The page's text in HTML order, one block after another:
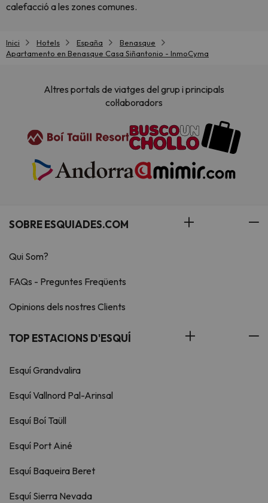
calefacció a les zones comunes.
Inici Hotels España
Benasque
Apartamento en Benasque Casa Siñantonio - InmoCyma
Altres portals de viatges del grup i principals
col·laboradors
SOBRE ESQUIADES.COM
Qui Som?
FAQs - Preguntes Freqüents
Opinions dels nostres Clients
TOP ESTACIONS D'ESQUÍ
Esquí Grandvalira
Esquí Vallnord Pal-Arinsal
Esquí Boí Taüll
Esquí Port Ainé
Esquí Baqueira Beret
Esquí Sierra Nevada